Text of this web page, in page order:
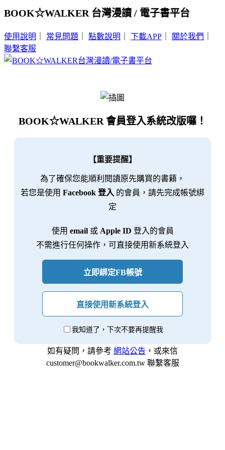
BOOK☆WALKER 台灣漫讀 / 電子書平台
使用說明 常見問題 點數說明 下載APP 關於我們
聯繫客服
BOOK☆WALKER 會員登入系統改版囉！
【重要提醒】
為了確保您能順利閱讀原先購買的書籍，
若您是使用 Facebook 登入 的會員，請先完成帳號綁
定
使用 email或 Apple ID 登入的會員
不需進行任何操作，可直接使用新系統登入
立即綁定FB帳號
直接使用新系統登入
我知道了，下次不要再提醒我
如有疑問，請參考 網站公告 ，或來信
customer@bookwalker.com.tw 聯繫客服